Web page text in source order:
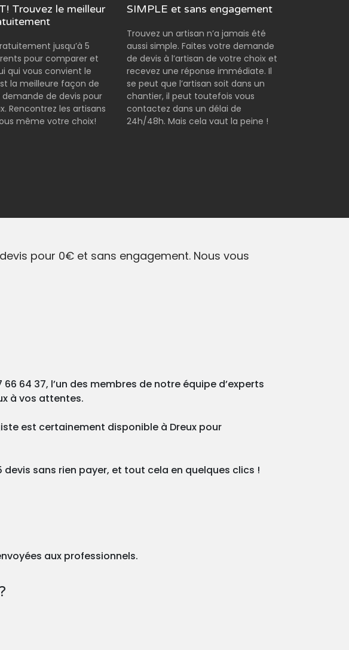
Trouvez le meilleur
jusqu’à 5
pour comparer et
qui vous convient le
la meilleure façon de
de devis pour
Rencontrez les artisans
même votre choix!
SIMPLE et sans engagement
Trouvez un artisan n’a jamais été
aussi simple. Faites votre demande
de devis à l’artisan de votre choix et
recevez une réponse immédiate. Il
se peut que l’artisan soit dans un
chantier, il peut toutefois vous
contactez dans un délai de
24h/48h. Mais cela vaut la peine !
pour 0€ et sans engagement. Nous vous
64 37, l’un des membres de notre équipe d’experts
à vos attentes.
est certainement disponible à Dreux pour
sans rien payer, et tout cela en quelques clics !
aux professionnels.